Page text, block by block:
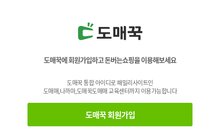
도매꾹에 회원가입하고 돈버는쇼핑을 이용해보세요
도매꾹 통합 아이디로 패밀리사이트인
도매매,나까마,도매꾹도매매 교육센터까지 이용가능합니다
도매꾹 회원가입